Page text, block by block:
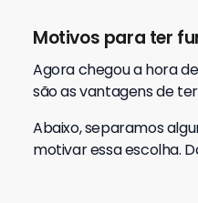
Motivos para ter
Agora chegou a hora
são as vantagens de
Abaixo, separamos
motivar essa escolha.